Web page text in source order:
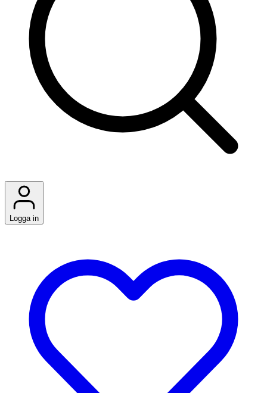
Logga in